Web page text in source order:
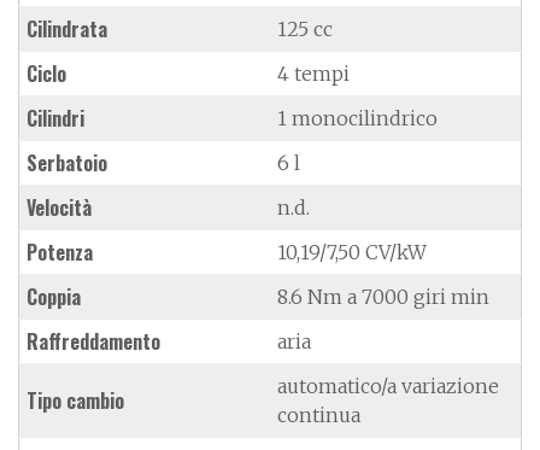
Cilindrata 125 cc
Ciclo 4 tempi
Cilindri 1 monocilindrico
Serbatoio 6 l
Velocità n.d.
Potenza 10,19/7,50 CV/kW
Coppia 8.6 Nm a 7000 giri min
Raffreddamento aria
Tipo cambio
automatico/a variazione
continua